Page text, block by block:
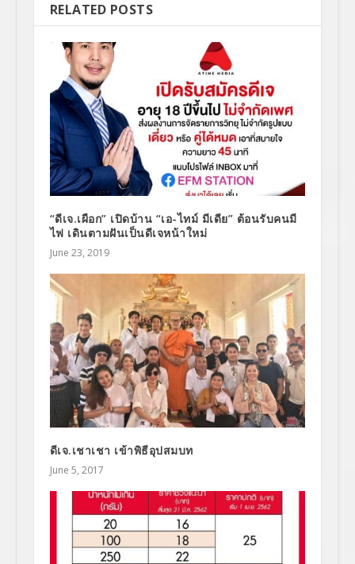
RELATED POSTS
“ดีเจ.เผือก” เปิดบ้าน “เอ-ไทม์ มีเดีย” ต้อนรับคนมี
ไฟ เดินตามฝันเป็นดีเจหน้าใหม่
June 23, 2019
ดีเจ.เชาเชา เข้าพิธีอุปสมบท
June 5, 2017